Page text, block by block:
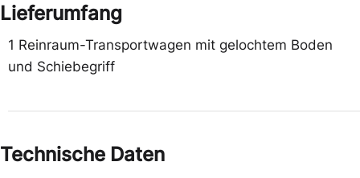
Lieferumfang
1 Reinraum-Transportwagen mit gelochtem Boden
und Schiebegriff
Technische Daten